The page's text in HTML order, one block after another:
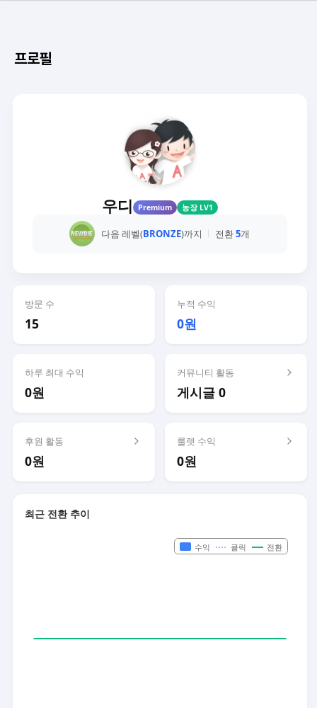
프로필
우디 Premium 농장 LV1
다음 레벨(BRONZE)까지 전환5개
방문 수
15
누적 수익
0원
하루 최대 수익
0원
커뮤니티 활동
게시글 0
후원 활동
0원
룰렛 수익
0원
최근 전환 추이